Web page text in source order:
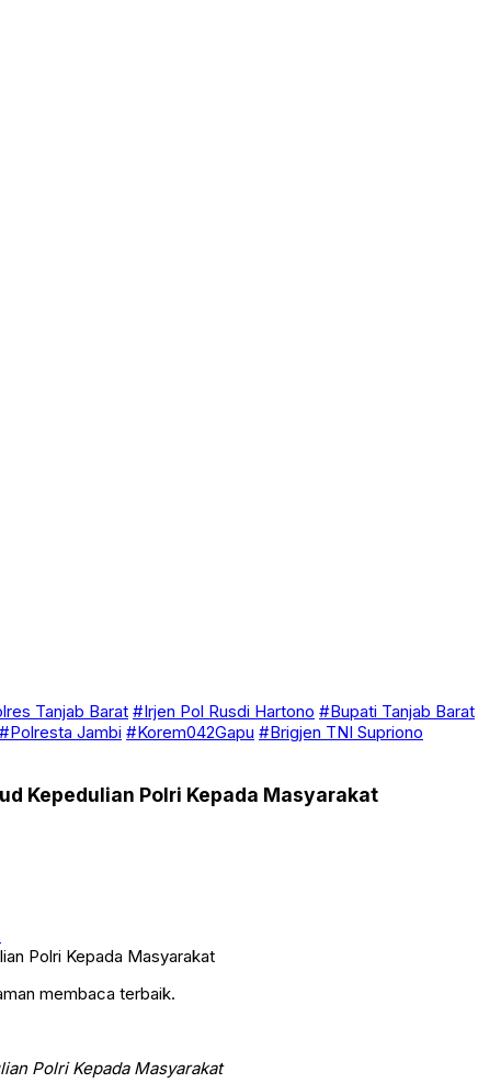
Tanjab Barat #Irjen Pol Rusdi Hartono #Bupati Tanjab Barat
#Polresta Jambi #Korem042Gapu #Brigjen TNI Supriono
Kepedulian Polri Kepada Masyarakat
membaca terbaik.
Polri Kepada Masyarakat